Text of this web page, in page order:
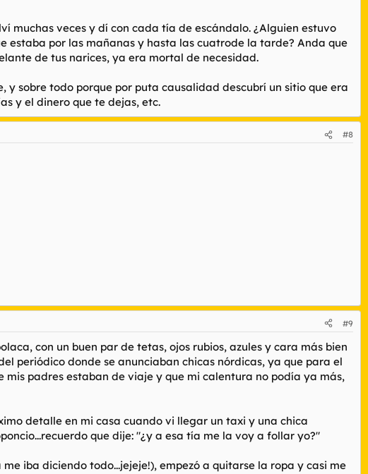
muchas veces y dí con cada tía de escándalo. ¿Alguien estuvo
estaba por las mañanas y hasta las cuatrode la tarde? Anda que
de tus narices, ya era mortal de necesidad.
y sobre todo porque por puta causalidad descubrí un sitio que era
y el dinero que te dejas, etc.
#8
#9
con un buen par de tetas, ojos rubios, azules y cara más bien
periódico donde se anunciaban chicas nórdicas, ya que para el
padres estaban de viaje y que mi calentura no podía ya más,
detalle en mi casa cuando vi llegar un taxi y una chica
que dije: "¿y a esa tía me la voy a follar yo?"
iba diciendo todo...jejeje!), empezó a quitarse la ropa y casi me